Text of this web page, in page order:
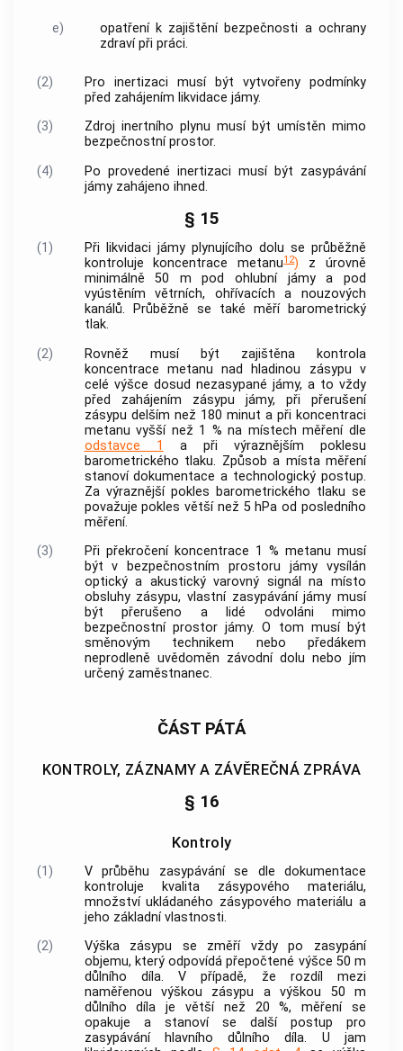
e)
opatření k zajištění bezpečnosti a ochrany
zdraví při práci.
(2)
Pro inertizaci musí být vytvořeny podmínky
před zahájením likvidace jámy.
(3)
Zdroj inertního plynu musí být umístěn mimo
bezpečnostní prostor.
(4)
Po provedené inertizaci musí být zasypávání
jámy zahájeno ihned.
§ 15
(1)
Při likvidaci jámy plynujícího dolu se průběžně
kontroluje koncentrace metanu12) z úrovně
minimálně 50 m pod ohlubní jámy a pod
vyústěním větrních, ohřívacích a nouzových
kanálů. Průběžně se také měří barometrický
tlak.
(2)
Rovněž musí být zajištěna kontrola
koncentrace metanu nad hladinou zásypu v
celé výšce dosud nezasypané jámy, a to vždy
před zahájením zásypu jámy, při přerušení
zásypu delším než 180 minut a při koncentraci
metanu vyšší než 1 % na místech měření dle
odstavce 1
a při výraznějším poklesu
barometrického tlaku. Způsob a místa měření
stanoví dokumentace a technologický postup.
Za výraznější pokles barometrického tlaku se
považuje pokles větší než 5 hPa od posledního
měření.
(3)
Při překročení koncentrace 1 % metanu musí
být v bezpečnostním prostoru jámy vysílán
optický a akustický varovný signál na místo
obsluhy zásypu, vlastní zasypávání jámy musí
být přerušeno a lidé odvoláni mimo
bezpečnostní prostor jámy. O tom musí být
směnovým technikem nebo předákem
neprodleně uvědoměn závodní dolu nebo jím
určený zaměstnanec.
ČÁST PÁTÁ
KONTROLY, ZÁZNAMY A ZÁVĚREČNÁ ZPRÁVA
§ 16
Kontroly
(1)
V průběhu zasypávání se dle dokumentace
kontroluje kvalita zásypového materiálu,
množství ukládaného zásypového materiálu a
jeho základní vlastnosti.
(2)
Výška zásypu se změří vždy po zasypání
objemu, který odpovídá přepočtené výšce 50 m
důlního díla. V případě, že rozdíl mezi
naměřenou výškou zásypu a výškou 50 m
důlního díla je větší než 20 %, měření se
opakuje a stanoví se další postup pro
zasypávání hlavního důlního díla. U jam